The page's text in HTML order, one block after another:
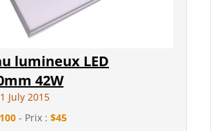
lumineux LED
42W
July 2015
100 - Prix : $45